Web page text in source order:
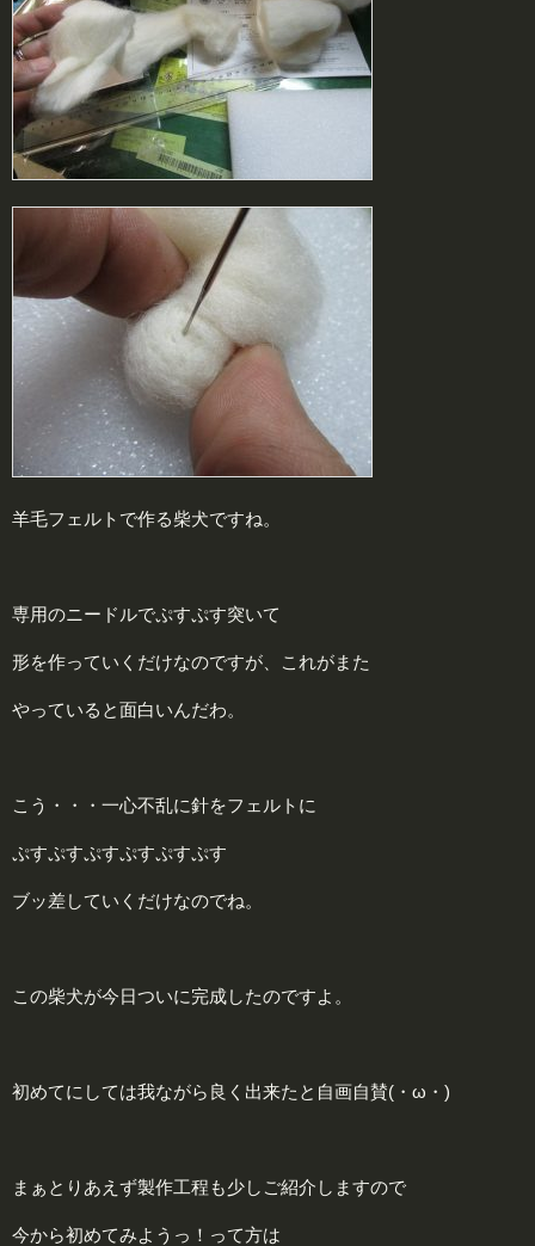
羊毛フェルトで作る柴犬ですね。
専用のニードルでぷすぷす突いて
形を作っていくだけなのですが、これがまた
やっていると面白いんだわ。
こう・・・一心不乱に針をフェルトに
ぷすぷすぷすぷすぷすぷす
ブッ差していくだけなのでね。
この柴犬が今日ついに完成したのですよ。
初めてにしては我ながら良く出来たと自画自賛(・ω・)
まぁとりあえず製作工程も少しご紹介しますので
今から初めてみようっ！って方は